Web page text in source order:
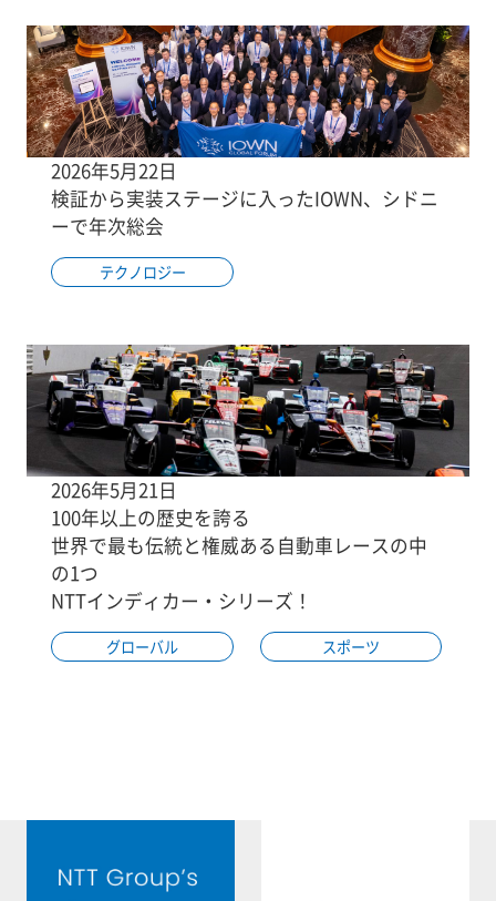
2026年5月22日
検証から実装ステージに入ったIOWN、シドニ
ーで年次総会
テクノロジー
2026年5月21日
100年以上の歴史を誇る
世界で最も伝統と権威ある自動車レースの中
の1つ
NTTインディカー・シリーズ！
グローバル スポーツ